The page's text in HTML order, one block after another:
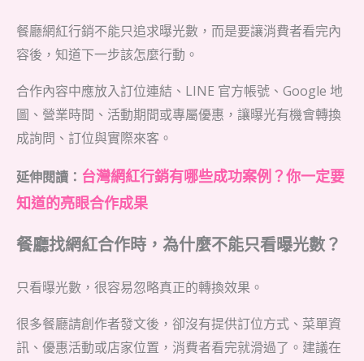
餐廳網紅行銷不能只追求曝光數，而是要讓消費者看完內
容後，知道下一步該怎麼行動。
合作內容中應放入訂位連結、LINE 官方帳號、Google 地
圖、營業時間、活動期間或專屬優惠，讓曝光有機會轉換
成詢問、訂位與實際來客。
延伸閱讀： 台灣網紅行銷有哪些成功案例？你一定要
知道的亮眼合作成果
餐廳找網紅合作時，為什麼不能只看曝光數？
只看曝光數，很容易忽略真正的轉換效果。
很多餐廳請創作者發文後，卻沒有提供訂位方式、菜單資
訊、優惠活動或店家位置，消費者看完就滑過了。建議在